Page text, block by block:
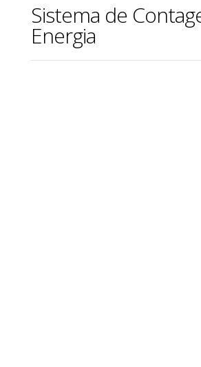
Sistema de
Energia